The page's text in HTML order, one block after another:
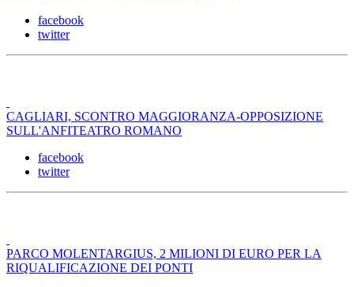
facebook
twitter
CAGLIARI, SCONTRO MAGGIORANZA-OPPOSIZIONE
SULL'ANFITEATRO ROMANO
facebook
twitter
PARCO MOLENTARGIUS, 2 MILIONI DI EURO PER LA
RIQUALIFICAZIONE DEI PONTI